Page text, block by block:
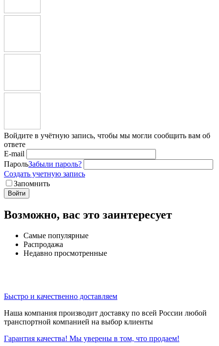
Войдите в учётную запись, чтобы мы могли сообщить вам об
ответе
E-mail
ПарольЗабыли пароль?
Создать учетную запись
Запомнить
Войти
Возможно, вас это заинтересует
Самые популярные
Распродажа
Недавно просмотренные
Быстро и качественно доставляем
Наша компания производит доставку по всей России любой
транспортной компанией на выбор клиенты
Гарантия качества! Мы уверены в том, что продаем!